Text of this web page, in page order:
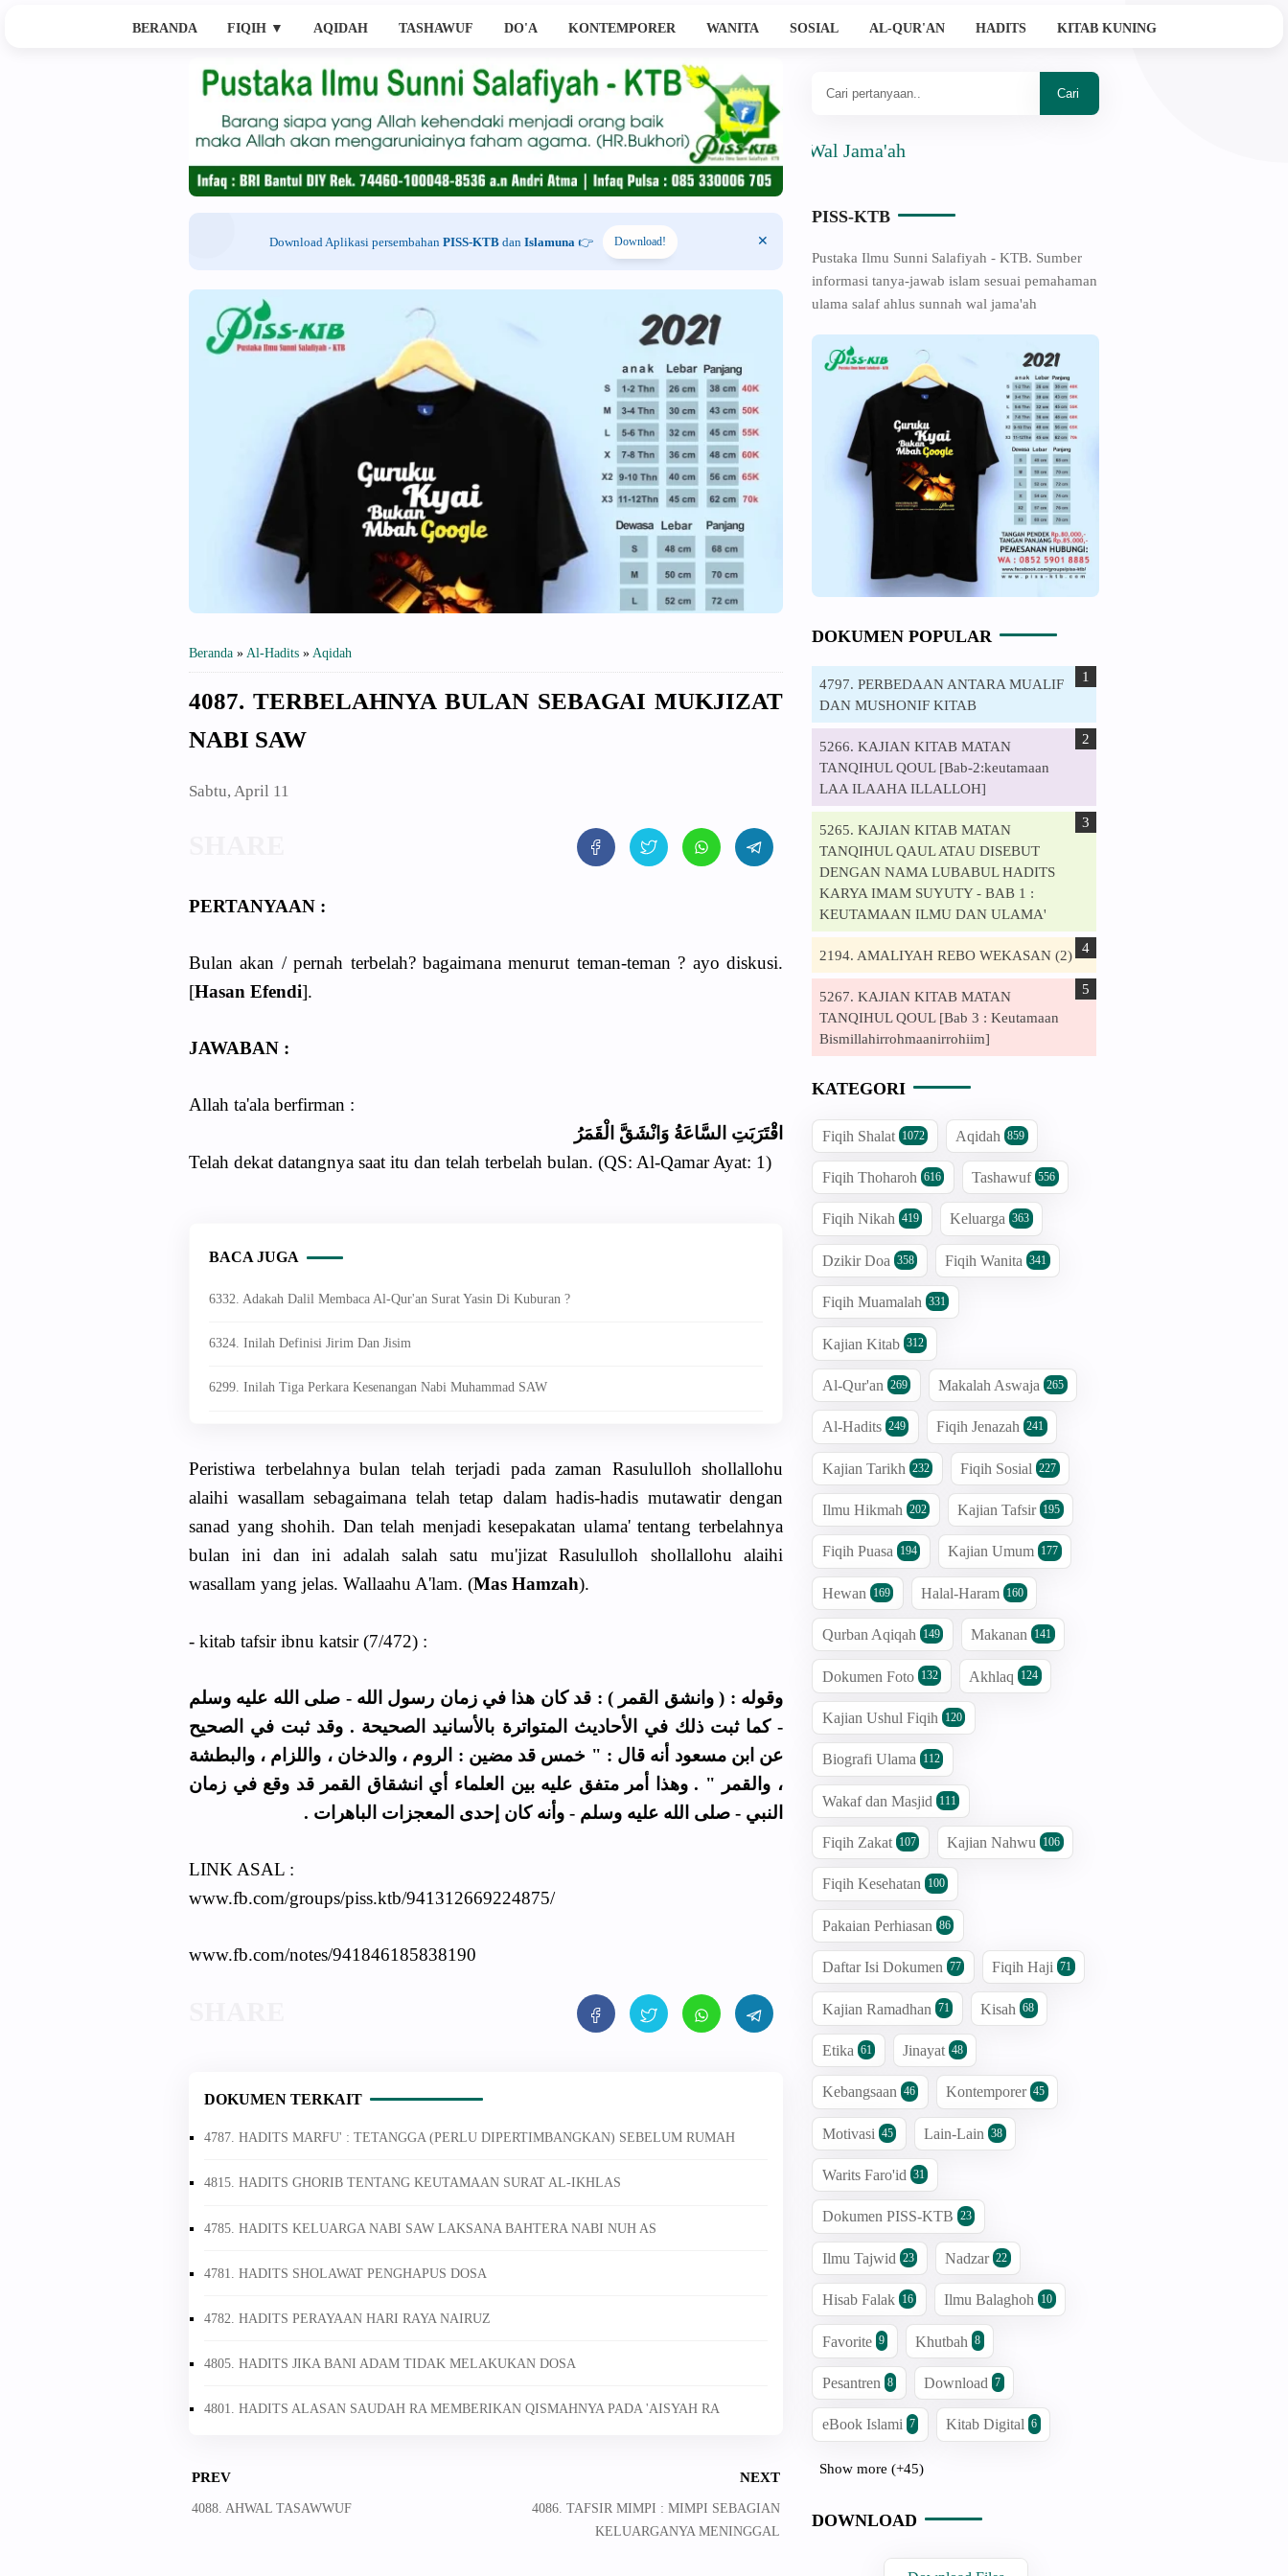
BERANDA FIQIH ▼ AQIDAH TASHAWUF DO'A KONTEMPORER WANITA SOSIAL AL-QUR'AN HADITS KITAB KUNING
Download Aplikasi persembahan PISS-KTBdan Islamuna 👉 Download!
Beranda » Al-Hadits » Aqidah
4087. TERBELAHNYA BULAN SEBAGAI MUKJIZAT
NABI SAW
Sabtu, April 11
PERTANYAAN :
Bulan akan / pernah terbelah? bagaimana menurut teman-teman ? ayo diskusi.
[Hasan Efendi].
JAWABAN :
Allah ta'ala berfirman :
اقْتَرَبَتِ السَّاعَةُ وَانْشَقَّ الْقَمَرُ
Telah dekat datangnya saat itu dan telah terbelah bulan. (QS: Al-Qamar Ayat: 1)
BACA JUGA
6332. Adakah Dalil Membaca Al-Qur'an Surat Yasin Di Kuburan ?
6324. Inilah Definisi Jirim Dan Jisim
6299. Inilah Tiga Perkara Kesenangan Nabi Muhammad SAW
Peristiwa terbelahnya bulan telah terjadi pada zaman Rasululloh shollallohu
alaihi wasallam sebagaimana telah tetap dalam hadis-hadis mutawatir dengan
sanad yang shohih. Dan telah menjadi kesepakatan ulama' tentang terbelahnya
bulan ini dan ini adalah salah satu mu'jizat Rasululloh shollallohu alaihi
wasallam yang jelas. Wallaahu A'lam. (Mas Hamzah).
- kitab tafsir ibnu katsir (7/472) :
وقوله : ( وانشق القمر ) : قد كان هذا في زمان رسول الله - صلى الله عليه وسلم
- كما ثبت ذلك في الأحاديث المتواترة بالأسانيد الصحيحة . وقد ثبت في الصحيح
عن ابن مسعود أنه قال : " خمس قد مضين : الروم ، والدخان ، واللزام ، والبطشة
، والقمر " . وهذا أمر متفق عليه بين العلماء أي انشقاق القمر قد وقع في زمان
النبي - صلى الله عليه وسلم - وأنه كان إحدى المعجزات الباهرات .
LINK ASAL :
www.fb.com/groups/piss.ktb/941312669224875/
www.fb.com/notes/941846185838190
DOKUMEN TERKAIT
4787. HADITS MARFU' : TETANGGA (PERLU DIPERTIMBANGKAN) SEBELUM RUMAH
4815. HADITS GHORIB TENTANG KEUTAMAAN SURAT AL-IKHLAS
4785. HADITS KELUARGA NABI SAW LAKSANA BAHTERA NABI NUH AS
4781. HADITS SHOLAWAT PENGHAPUS DOSA
4782. HADITS PERAYAAN HARI RAYA NAIRUZ
4805. HADITS JIKA BANI ADAM TIDAK MELAKUKAN DOSA
4801. HADITS ALASAN SAUDAH RA MEMBERIKAN QISMAHNYA PADA 'AISYAH RA
PREV
4088. AHWAL TASAWWUF
NEXT
4086. TAFSIR MIMPI : MIMPI SEBAGIAN
KELUARGANYA MENINGGAL
Ahlussunnah Wal Jama'ah
PISS-KTB
Pustaka Ilmu Sunni Salafiyah - KTB. Sumber
informasi tanya-jawab islam sesuai pemahaman
ulama salaf ahlus sunnah wal jama'ah
DOKUMEN POPULAR
4797. PERBEDAAN ANTARA MUALIF
DAN MUSHONIF KITAB
5266. KAJIAN KITAB MATAN
TANQIHUL QOUL [Bab-2:keutamaan
LAA ILAAHA ILLALLOH]
5265. KAJIAN KITAB MATAN
TANQIHUL QAUL ATAU DISEBUT
DENGAN NAMA LUBABUL HADITS
KARYA IMAM SUYUTY - BAB 1 :
KEUTAMAAN ILMU DAN ULAMA'
2194. AMALIYAH REBO WEKASAN (2)
5267. KAJIAN KITAB MATAN
TANQIHUL QOUL [Bab 3 : Keutamaan
Bismillahirrohmaanirrohiim]
KATEGORI
Fiqih Shalat 1072 Aqidah 859
Fiqih Thoharoh 616 Tashawuf 556
Fiqih Nikah 419 Keluarga 363
Dzikir Doa 358 Fiqih Wanita 341
Fiqih Muamalah 331
Kajian Kitab 312
Al-Qur'an 269 Makalah Aswaja 265
Al-Hadits 249 Fiqih Jenazah 241
Kajian Tarikh 232 Fiqih Sosial 227
Ilmu Hikmah 202 Kajian Tafsir 195
Fiqih Puasa 194 Kajian Umum 177
Hewan 169 Halal-Haram 160
Qurban Aqiqah 149 Makanan 141
Dokumen Foto 132 Akhlaq 124
Kajian Ushul Fiqih 120
Biografi Ulama 112
Wakaf dan Masjid 111
Fiqih Zakat 107 Kajian Nahwu 106
Fiqih Kesehatan 100
Pakaian Perhiasan 86
Daftar Isi Dokumen 77 Fiqih Haji 71
Kajian Ramadhan 71 Kisah 68
Etika 61 Jinayat 48
Kebangsaan 46 Kontemporer 45
Motivasi 45 Lain-Lain 38
Warits Faro'id 31
Dokumen PISS-KTB 23
Ilmu Tajwid 23 Nadzar 22
Hisab Falak 16 Ilmu Balaghoh 10
Favorite 9 Khutbah 8
Pesantren 8 Download 7
eBook Islami 7 Kitab Digital 6
Show more (+45)
DOWNLOAD